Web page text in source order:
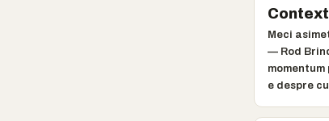
Meci
— Rod
e despre